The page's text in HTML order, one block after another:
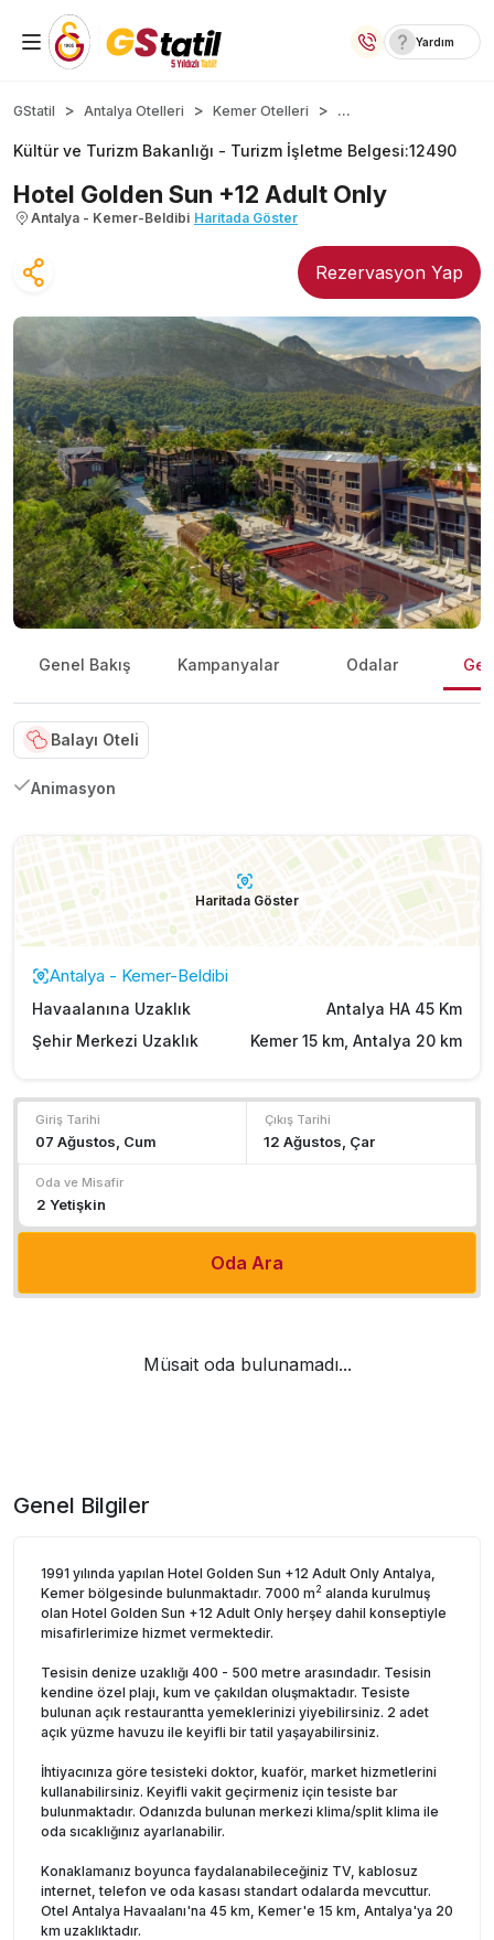
Yurt İçi Oteller
Temalı Oteller
Kıbrıs Otelleri
Lansmana Özel Oteller
Yurt Dışı Turlar
Yardım
GStatil Antalya Otelleri Kemer Otelleri ...
Kültür ve Turizm Bakanlığı - Turizm İşletme Belgesi:12490
Hotel Golden Sun +12 Adult Only
Antalya - Kemer-Beldibi Haritada Göster
Rezervasyon Yap
Genel Bakış Kampanyalar Odalar
Balayı Oteli
Animasyon
Haritada Göster
Antalya - Kemer-Beldibi
Havaalanına Uzaklık
Antalya HA 45 Km
Şehir Merkezi Uzaklık
Kemer 15 km, Antalya 20 km
Giriş Tarihi Çıkış Tarihi
Oda ve Misafir
Oda Ara
Müsait oda bulunamadı...
Genel Bilgiler
1991 yılında yapılan Hotel Golden Sun +12 Adult Only Antalya,
Kemer bölgesinde bulunmaktadır. 7000 m2 alanda kurulmuş
olan Hotel Golden Sun +12 Adult Only herşey dahil konseptiyle
misafirlerimize hizmet vermektedir.
Tesisin denize uzaklığı 400 - 500 metre arasındadır. Tesisin
kendine özel plajı, kum ve çakıldan oluşmaktadır. Tesiste
bulunan açık restaurantta yemeklerinizi yiyebilirsiniz. 2 adet
açık yüzme havuzu ile keyifli bir tatil yaşayabilirsiniz.
İhtiyacınıza göre tesisteki doktor, kuaför, market hizmetlerini
kullanabilirsiniz. Keyifli vakit geçirmeniz için tesiste bar
bulunmaktadır. Odanızda bulunan merkezi klima/split klima ile
oda sıcaklığınız ayarlanabilir.
Konaklamanız boyunca faydalanabileceğiniz TV, kablosuz
internet, telefon ve oda kasası standart odalarda mevcuttur.
Otel Antalya Havaalanı'na 45 km, Kemer'e 15 km, Antalya'ya 20
km uzaklıktadır.